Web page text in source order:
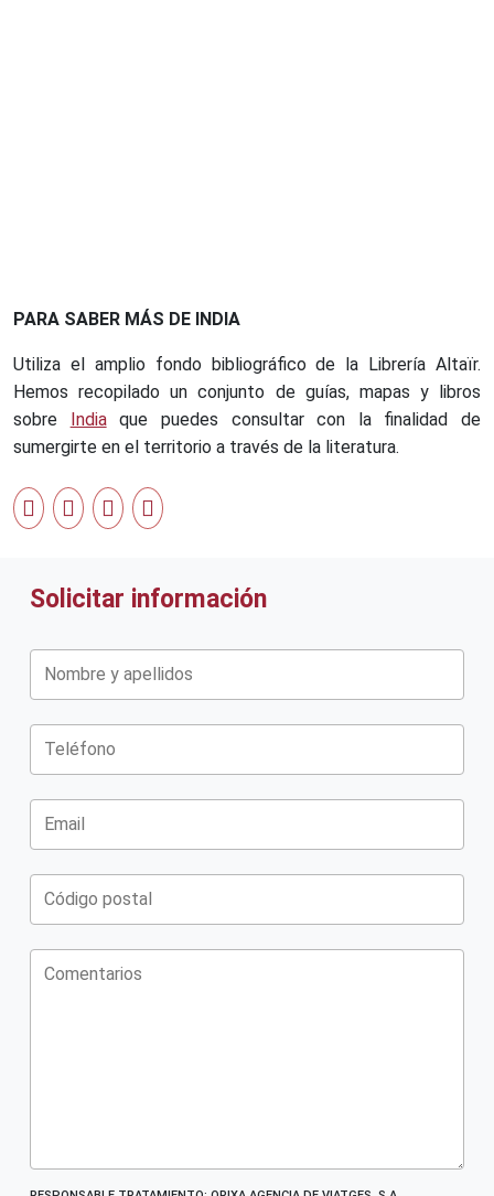
PARA SABER MÁS DE INDIA
Utiliza el amplio fondo bibliográfico de la Librería Altaïr.
Hemos recopilado un conjunto de guías, mapas y libros
sobre
Indiaque puedes consultar con la finalidad de
sumergirte en el territorio a través de la literatura.
Solicitar información